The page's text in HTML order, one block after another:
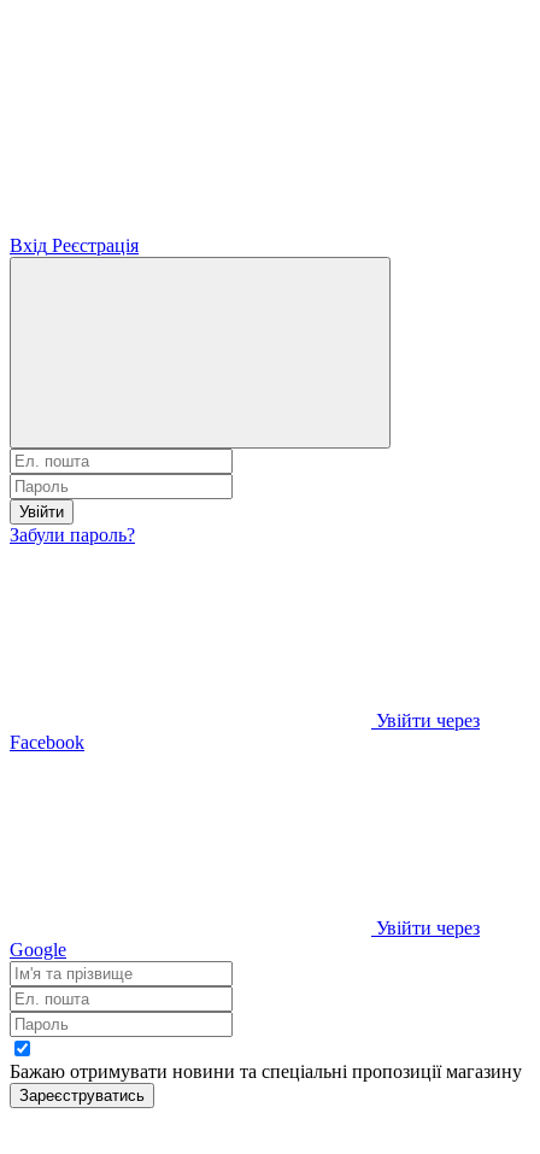
Вхід Реєстрація
Увійти
Забули пароль?
Увійти через
Facebook
Увійти через
Google
Бажаю отримувати новини та спеціальні пропозиціїмагазину
Зареєструватись